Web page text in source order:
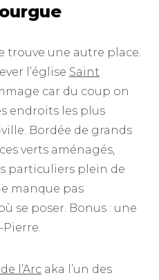
trouve une autre place.
l’église Saint
car du coup on
endroits les plus
Bordée de grands
verts aménagés,
particuliers plein de
manque pas
se poser. Bonus : une
l’Arc aka l’un des